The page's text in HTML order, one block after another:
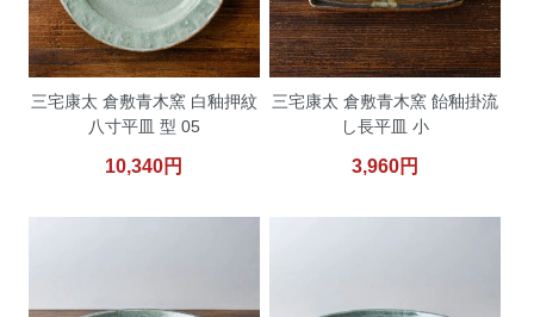
三宅康太 倉敷青木窯 白釉押紋
八寸平皿 型 05
10,340円
三宅康太 倉敷青木窯 飴釉掛流
し長平皿 小
3,960円